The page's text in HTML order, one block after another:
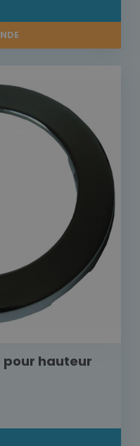
pour hauteur